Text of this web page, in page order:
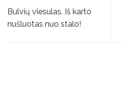
Bulvių viesulas. Iš karto
nušluotas nuo stalo!